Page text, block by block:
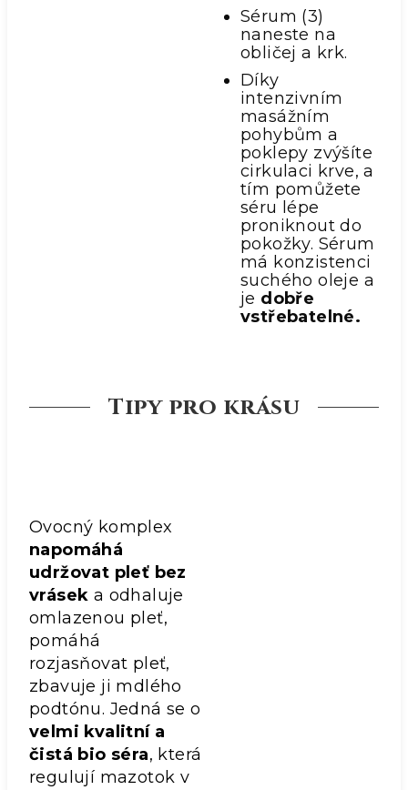
Sérum (3)
naneste na
obličej a krk.
Díky
intenzivním
masážním
pohybům a
poklepy zvýšíte
cirkulaci krve, a
tím pomůžete
séru lépe
proniknout do
pokožky. Sérum
má konzistenci
suchého oleje a
je dobře
vstřebatelné.
Tipy pro krásu
Ovocný komplex
napomáhá
udržovat pleť bez
vrásek a odhaluje
omlazenou pleť,
pomáhá
rozjasňovat pleť,
zbavuje ji mdlého
podtónu. Jedná se o
velmi kvalitní a
čistá bio séra, která
regulují mazotok v